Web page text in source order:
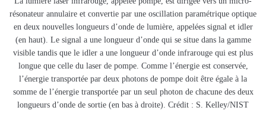
résonateur annulaire et convertie par une oscillation paramétrique optique
en deux nouvelles longueurs d’onde de lumière, appelées signal et idler
(en haut). Le signal a une longueur d’onde qui se situe dans la gamme
visible tandis que le idler a une longueur d’onde infrarouge qui est plus
longue que celle du laser de pompe. Comme l’énergie est conservée,
l’énergie transportée par deux photons de pompe doit être égale à la
somme de l’énergie transportée par un seul photon de chacune des deux
longueurs d’onde de sortie (en bas à droite). Crédit : S. Kelley/NIST